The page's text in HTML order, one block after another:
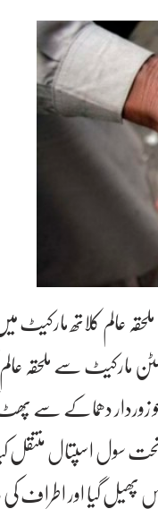
عالم کلاتھ مارکیٹ
بولٹن مارکیٹ سے ملحقہ
زوردار دھماکے سے
کے تحت سول اسپتال
گیا اور اطراف کی